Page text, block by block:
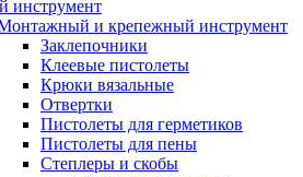
инструмент
и крепежный инструмент
Заклепочники
Клеевые пистолеты
Крюки вязальные
Отвертки
Пистолеты для герметиков
Пистолеты для пены
Степлеры и скобы